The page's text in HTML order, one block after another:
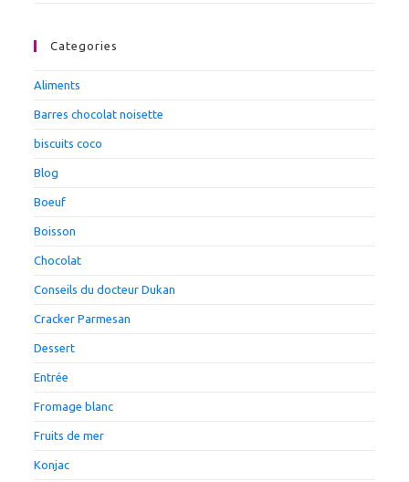
Categories
Aliments
Barres chocolat noisette
biscuits coco
Blog
Boeuf
Boisson
Chocolat
Conseils du docteur Dukan
Cracker Parmesan
Dessert
Entrée
Fromage blanc
Fruits de mer
Konjac